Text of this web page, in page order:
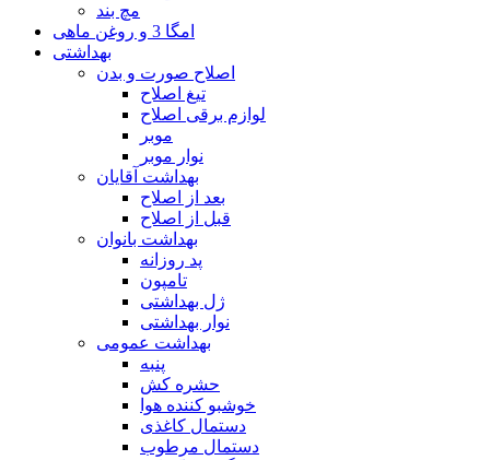
مچ بند
امگا 3 و روغن ماهی
بهداشتی
اصلاح صورت و بدن
تیغ اصلاح
لوازم برقی اصلاح
موبر
نوار موبر
بهداشت آقایان
بعد از اصلاح
قبل از اصلاح
بهداشت بانوان
پد روزانه
تامپون
ژل بهداشتی
نوار بهداشتی
بهداشت عمومی
پنبه
حشره کش
خوشبو کننده هوا
دستمال کاغذی
دستمال مرطوب